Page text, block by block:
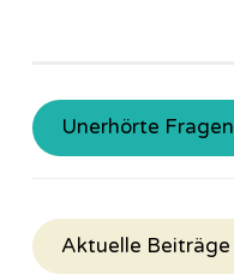
Unerhörte Fragen
Aktuelle Beiträge